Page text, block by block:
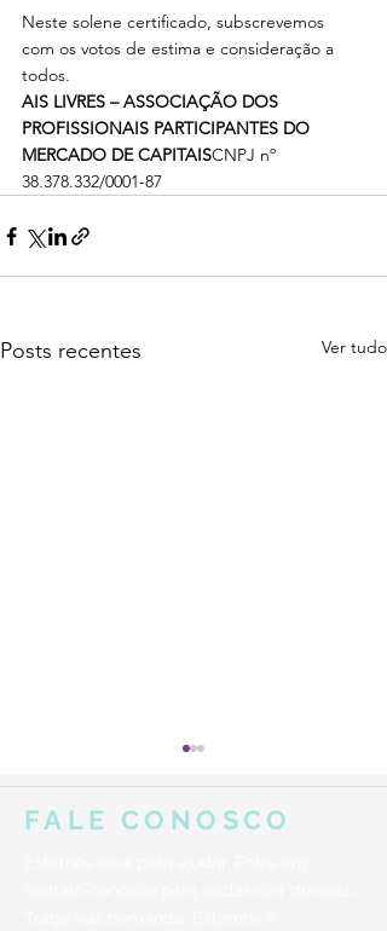
Neste solene certificado, subscrevemos
com os votos de estima e consideração a
todos.
AIS LIVRES – ASSOCIAÇÃO DOS
PROFISSIONAIS PARTICIPANTES DO
MERCADO DE CAPITAISCNPJ nº
38.378.332/0001-87
Posts recentes Ver tudo
FALE CONOSCO